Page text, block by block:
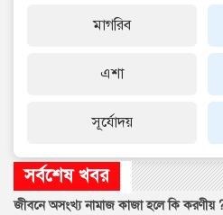
মাগরিব
এশা
সূর্যোদয়
সর্বশেষ খবর
জীবনে অসংখ্য নামাজ কাজা হলে কি করণীয়